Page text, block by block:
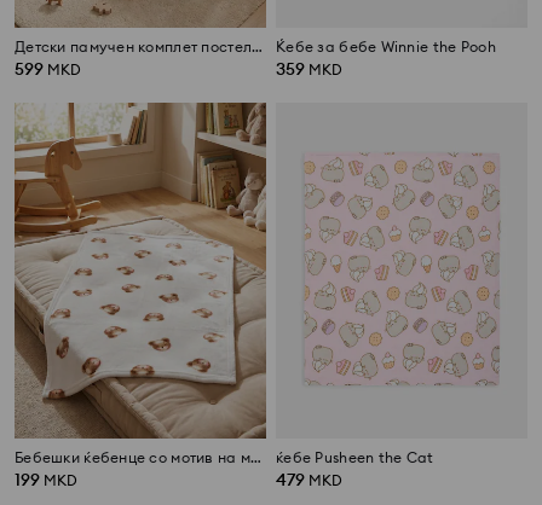
Детски памучен комплет постелнина со меченце и чаршав
599 MKD
Ќебе за бебе Winnie the Pooh
359 MKD
Бебешки ќебенце со мотив на мечиња
199 MKD
ќебе Pusheen the Cat
479 MKD